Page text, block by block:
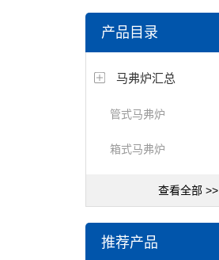
产品目录
马弗炉汇总
管式马弗炉
箱式马弗炉
查看全部 >>
推荐产品